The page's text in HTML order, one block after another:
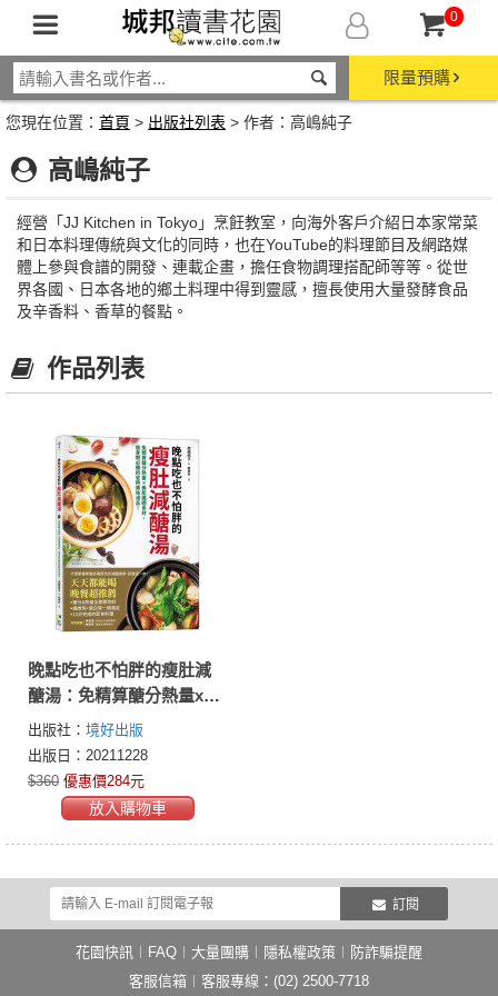
0
限量預購
您現在位置： 首頁 > 出版社列表 > 作者：高嶋純子
高嶋純子
經營「JJ Kitchen in Tokyo」烹飪教室，向海外客戶介紹日本家常菜
和日本料理傳統與文化的同時，也在YouTube的料理節目及網路媒
體上參與食譜的開發、連載企畫，擔任食物調理搭配師等等。從世
界各國、日本各地的鄉土料理中得到靈感，擅長使用大量發酵食品
及辛香料、香草的餐點。
作品列表
晚點吃也不怕胖的瘦肚減
醣湯：免精算醣分熱量x美
肌纖體食材，瘦身期必備
的省時美味湯品！
出版社： 境好出版
出版日：20211228
$360 優惠價284元
放入購物車
訂閱
花園快訊 FAQ 大量團購 隱私權政策
防詐騙提醒
客服信箱 ︱客服專線：(02) 2500-7718